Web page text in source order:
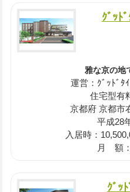
ｸﾞｯﾄ
雅な京の地
運営：ｸﾞｯﾄﾞﾀ
住宅型有
京都府 京都市
平成28
入居時：
月 額
ｸﾞｯ